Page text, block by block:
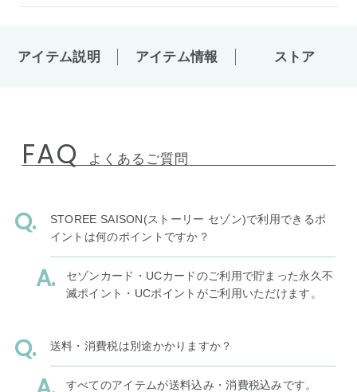
アイテム説明 アイテム情報 ストア
FAQ よくあるご質問
STOREE SAISON(ストーリー セゾン)で利用できるポ
イントは何のポイントですか？
セゾンカード・UCカードのご利用で貯まった永久不
滅ポイント・UCポイントがご利用いただけます。
送料・消費税は別途かかりますか？
すべてのアイテムが送料込み・消費税込みです。